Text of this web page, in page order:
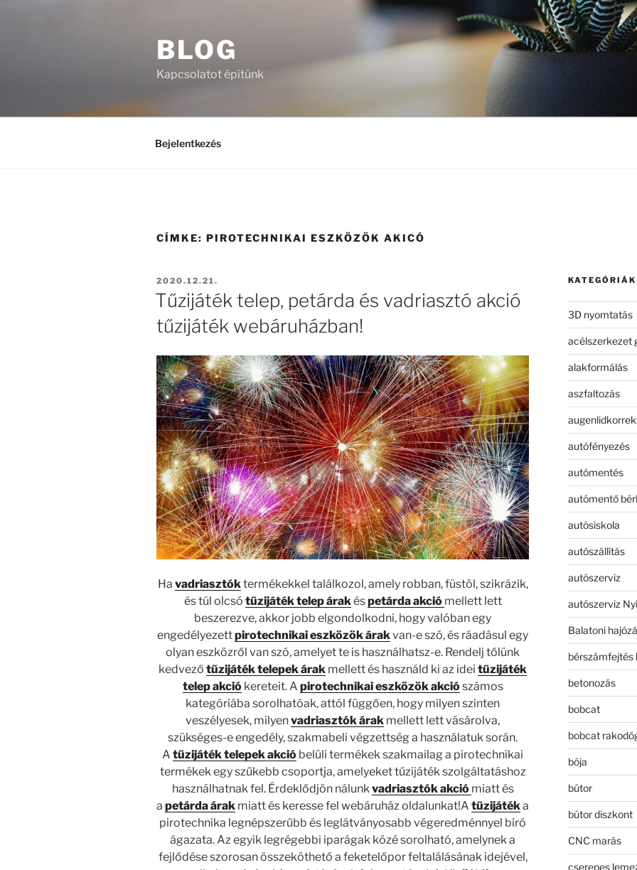
BLOG
Kapcsolatot építünk
Bejelentkezés
CÍMKE: PIROTECHNIKAI ESZKÖZÖK AKICÓ
BEKÜLDVE:
2020.12.21.
Tűzijáték telep, petárda és vadriasztó akció
tűzijáték webáruházban!
Ha vadriasztóktermékekkel találkozol, amely robban, füstöl, szikrázik,
és túl olcsó tűzijáték telep árakéspetárda akció mellett lett
beszerezve, akkor jobb elgondolkodni, hogy valóban egy
engedélyezettpirotechnikai eszközök árakvan-e szó, és ráadásul egy
olyan eszközről van szó, amelyet te is használhatsz-e. Rendelj tőlünk
kedvezőtűzijáték telepek árak mellett és használd ki az ideitűzijáték
telep akciókereteit. A pirotechnikai eszközök akciószámos
kategóriába sorolhatóak, attól függően, hogy milyen szinten
veszélyesek, milyenvadriasztók árak mellett lett vásárolva,
szükséges-e engedély, szakmabeli végzettség a használatuk során.
Atűzijáték telepek akció belüli termékek szakmailag a pirotechnikai
termékek egy szűkebb csoportja, amelyeket tűzijáték szolgáltatáshoz
használhatnak fel. Érdeklődjön nálunkvadriasztók akció miatt és
apetárda árak miatt és keresse fel webáruház oldalunkat!Atűzijátéka
pirotechnika legnépszerűbb és leglátványosabb végeredménnyel bíró
ágazata. Az egyik legrégebbi iparágak közé sorolható, amelynek a
fejlődése szorosan összeköthető a feketelőpor feltalálásának idejével,
KATEGÓRIÁK
3D nyomtatás
acélszerkezet
alakformálás
aszfaltozás
autófényezés
autómentés
autómentő
autósiskola
autószállítás
autószerviz
autószerviz
Balatoni
bérszámfejtés
betonozás
bobcat
bobcat
bója
bútor
bútor diszkont
CNC marás
cserepes